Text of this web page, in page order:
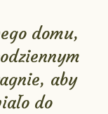
domu,
aby
do